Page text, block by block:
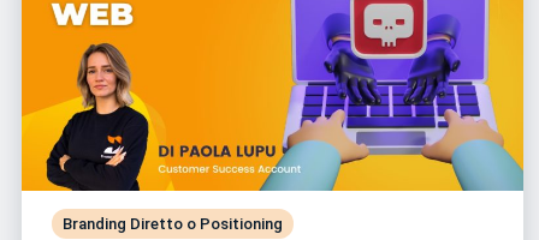
Branding Diretto o Positioning